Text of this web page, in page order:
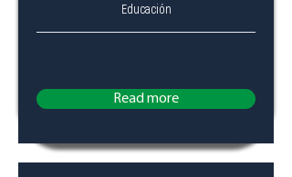
Educación
Read more